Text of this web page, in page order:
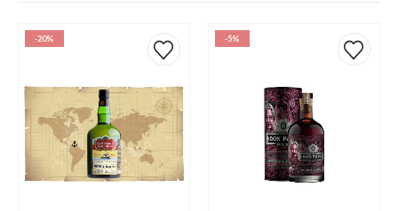
-20% -5%